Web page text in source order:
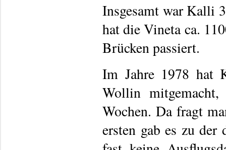
Insgesamt war Kalli
hat die Vineta ca.
Brücken passiert.
Im Jahre 1978 hat
Wollin
Wochen. Da fragt
ersten gab es zu